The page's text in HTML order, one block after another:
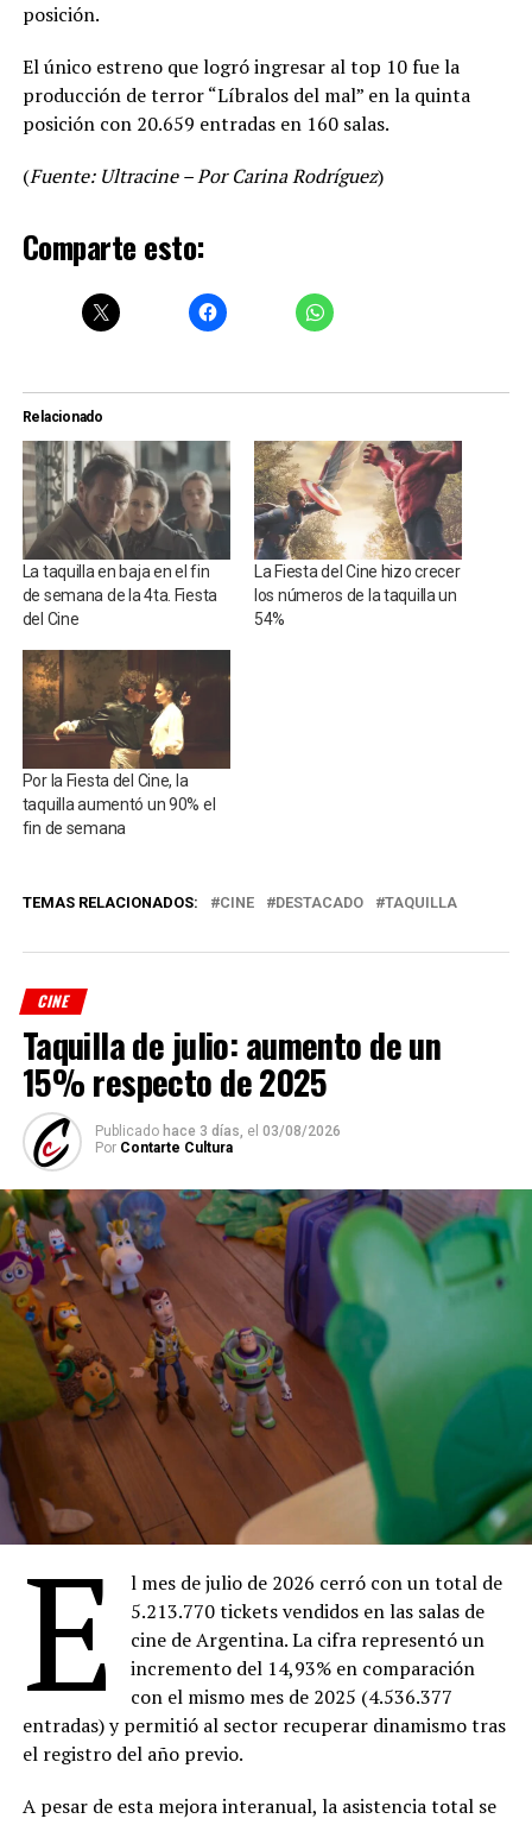
posición.
El único estreno que logró ingresar al top 10 fue la
producción de terror “Líbralos del mal” en la quinta
posición con 20.659 entradas en 160 salas.
(Fuente: Ultracine – Por Carina Rodríguez)
Comparte esto:
Relacionado
La taquilla en baja en el fin
de semana de la 4ta. Fiesta
del Cine
La Fiesta del Cine hizo crecer
los números de la taquilla un
54%
Por la Fiesta del Cine, la
taquilla aumentó un 90% el
fin de semana
TEMAS RELACIONADOS: CINE DESTACADO TAQUILLA
CINE
Taquilla de julio: aumento de un
15% respecto de 2025
Publicado hace 3 días, el 03/08/2026
Por Contarte Cultura
E
l mes de julio de 2026 cerró con un total de
5.213.770 tickets vendidos en las salas de
cine de Argentina. La cifra representó un
incremento del 14,93% en comparación
con el mismo mes de 2025 (4.536.377
entradas) y permitió al sector recuperar dinamismo tras
el registro del año previo.
A pesar de esta mejora interanual, la asistencia total se